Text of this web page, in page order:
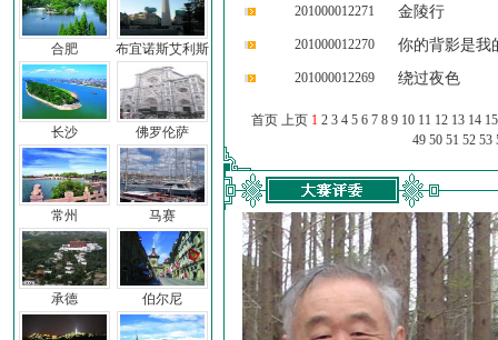
合肥
长沙
常州
承德
布宜诺斯艾利斯
佛罗伦萨
马赛
伯尔尼
201000012271 金陵行
201000012270 你的背影是我
201000012269 绕过夜色
首页 上页 1 2 3 4 5 6 7 8 9 10 11 12 13 14 15
49 50 51 52 53